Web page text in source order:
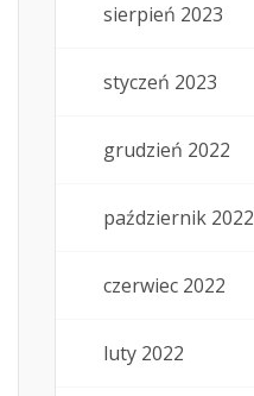
sierpień 2023
styczeń 2023
grudzień 2022
październik 2022
czerwiec 2022
luty 2022